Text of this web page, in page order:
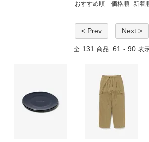
おすすめ順 価格順 新着
< Prev Next >
全 131 商品 61 - 90 表